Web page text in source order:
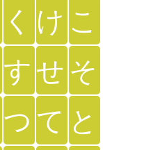
く け こ
すせ そ
つ て と